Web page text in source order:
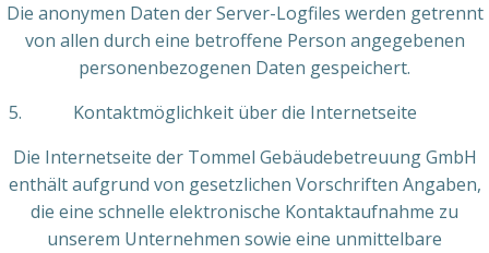
Die anonymen Daten der Server-Logfiles werden getrennt
von allen durch eine betroffene Person angegebenen
personenbezogenen Daten gespeichert.
Kontaktmöglichkeit über die Internetseite
Die Internetseite der Tommel Gebäudebetreuung GmbH
enthält aufgrund von gesetzlichen Vorschriften Angaben,
die eine schnelle elektronische Kontaktaufnahme zu
unserem Unternehmen sowie eine unmittelbare